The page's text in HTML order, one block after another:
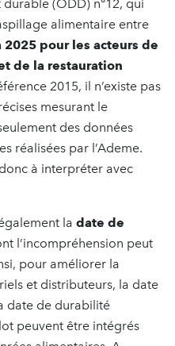
(ODD) n°12, qui
alimentaire entre
2025 pour les acteurs de
de la restauration
2015, il n’existe pas
mesurant le
des données
réalisées par l’Ademe.
à interpréter avec
la date de
l’incompréhension peut
pour améliorer la
et distributeurs, la date
date de durabilité
peuvent être intégrés